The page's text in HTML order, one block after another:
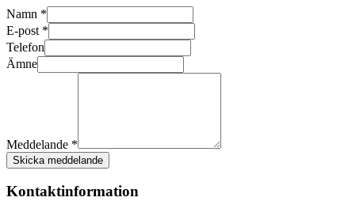
Namn *
E-post *
Telefon
Ämne
Meddelande *
Skicka meddelande
Kontaktinformation